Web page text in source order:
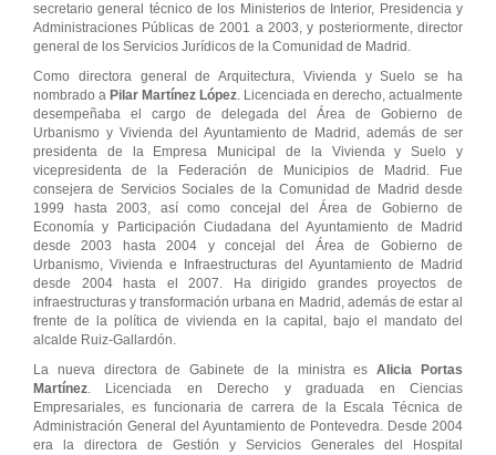
secretario general técnico de los Ministerios de Interior, Presidencia y
Administraciones Públicas de 2001 a 2003, y posteriormente, director
general de los Servicios Jurídicos de la Comunidad de Madrid.
Como directora general de Arquitectura, Vivienda y Suelo se ha
nombrado a Pilar Martínez López. Licenciada en derecho, actualmente
desempeñaba el cargo de delegada del Área de Gobierno de
Urbanismo y Vivienda del Ayuntamiento de Madrid, además de ser
presidenta de la Empresa Municipal de la Vivienda y Suelo y
vicepresidenta de la Federación de Municipios de Madrid. Fue
consejera de Servicios Sociales de la Comunidad de Madrid desde
1999 hasta 2003, así como concejal del Área de Gobierno de
Economía y Participación Ciudadana del Ayuntamiento de Madrid
desde 2003 hasta 2004 y concejal del Área de Gobierno de
Urbanismo, Vivienda e Infraestructuras del Ayuntamiento de Madrid
desde 2004 hasta el 2007. Ha dirigido grandes proyectos de
infraestructuras y transformación urbana en Madrid, además de estar al
frente de la política de vivienda en la capital, bajo el mandato del
alcalde Ruiz-Gallardón.
La nueva directora de Gabinete de la ministra esAlicia Portas
Martínez. Licenciada en Derecho y graduada en Ciencias
Empresariales, es funcionaria de carrera de la Escala Técnica de
Administración General del Ayuntamiento de Pontevedra. Desde 2004
era la directora de Gestión y Servicios Generales del Hospital